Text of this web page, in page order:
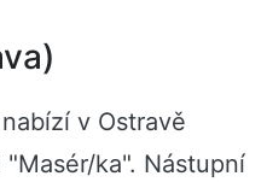
v Ostravě
ka". Nástupní